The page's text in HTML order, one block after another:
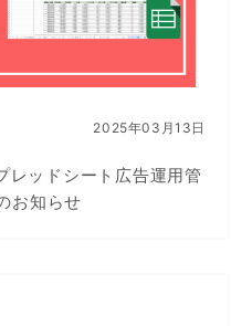
2025年03月13日
ッドシート広告運用管
お知らせ